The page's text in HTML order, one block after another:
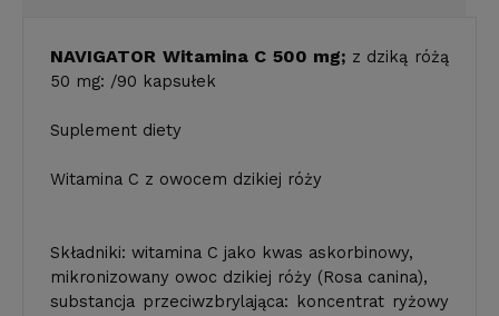
NAVIGATOR Witamina C 500 mg; z dziką różą
50 mg: /90 kapsułek
Suplement diety
Witamina C z owocem dzikiej róży
Składniki: witamina C jako kwas askorbinowy,
mikronizowany owoc dzikiej róży (Rosa canina),
substancja przeciwzbrylająca: koncentrat ryżowy